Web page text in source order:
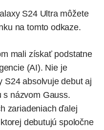
S24 Ultra môžete
natomto odkaze.
mali získať podstatne
(AI). Nie je
S24 absolvuje debut aj
s názvom Gauss.
zariadeniach ďalej
debutujú spoločne